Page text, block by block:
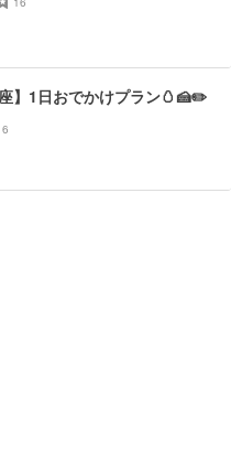
】1日おでかけプラン🥚🍰✏️
6